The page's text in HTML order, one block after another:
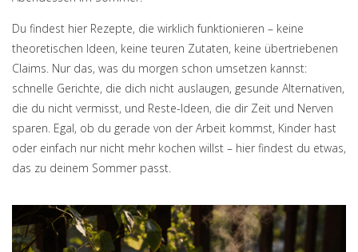
Du findest hier Rezepte, die wirklich funktionieren – keine
theoretischen Ideen, keine teuren Zutaten, keine übertriebenen
Claims. Nur das, was du morgen schon umsetzen kannst:
schnelle Gerichte, die dich nicht auslaugen, gesunde Alternativen,
die du nicht vermisst, und Reste-Ideen, die dir Zeit und Nerven
sparen. Egal, ob du gerade von der Arbeit kommst, Kinder hast
oder einfach nur nicht mehr kochen willst – hier findest du etwas,
das zu deinem Sommer passt.